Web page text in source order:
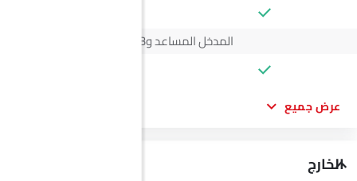
المدخل المساعد وUSB
عرض جميع
الخارج